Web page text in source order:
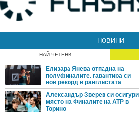
НОВИНИ
НАЙ-ЧЕТЕНИ
Елизара Янева отпадна на
полуфиналите, гарантира си
нов рекорд в ранглистата
Александър Зверев си осигури
място на Финалите на ATP в
Торино